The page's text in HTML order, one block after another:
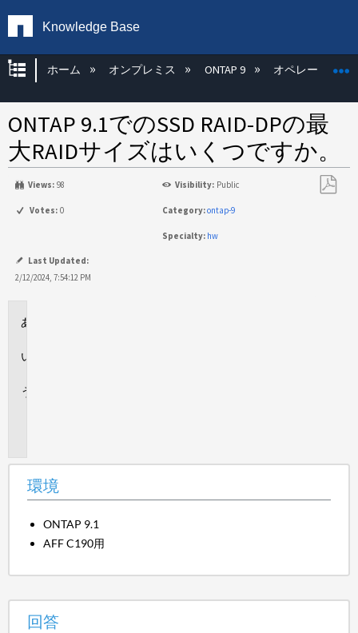
Knowledge Base
グローバル階層を展開/折りたたむ
ホーム オンプレミス ONTAP 9 オペレーティン
ONTAP 9.1でのSSD RAID-DPの最
大RAIDサイズはいくつですか。
Views: 98 Visibility: Public
Votes: 0 Category:ontap-9
Specialty: hw
Last Updated:
2/12/2024, 7:54:12 PM
環境
ONTAP 9.1
AFF C190用
回答